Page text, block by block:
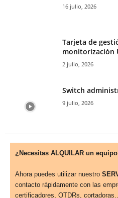
16 julio, 2026
Tarjeta de
monitorización
2 julio, 2026
Switch
9 julio, 2026
¿Necesitas ALQUILAR un
Ahora puedes utilizar nuestro
contacto rápidamente con las
certificadores, OTDRs, cortadoras...